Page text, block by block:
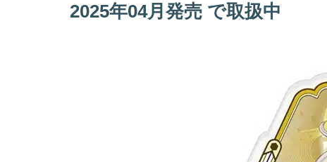
2025年04月発売 で取扱中